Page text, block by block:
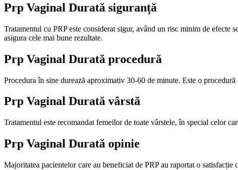
Prp Vaginal Durată siguranță
Tratamentul cu PRP este considerat sigur, având un risc minim de efecte
asigura cele mai bune rezultate.
Prp Vaginal Durată procedură
Procedura în sine durează aproximativ 30-60 de minute. Este o
Prp Vaginal Durată vârstă
Tratamentul este recomandat femeilor de toate vârstele, în special celor
Prp Vaginal Durată opinie
Majoritatea pacientelor care au beneficiat de PRP au raportat o